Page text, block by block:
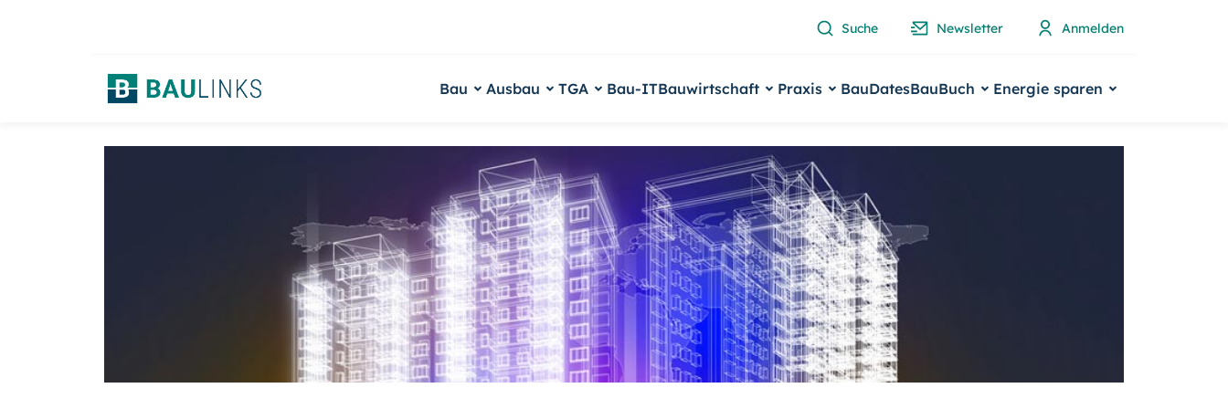
Suche Newsletter Anmelden
Bau Ausbau TGA Bau-ITBauwirtschaft Praxis BauDatesBauBuch Energie sparen